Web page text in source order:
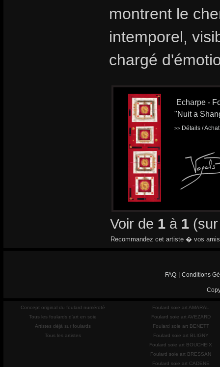
montrent le
intemporel,
chargé
Echarpe -
"Nuit a
>> Détails /
Voir de 1 à 1
Recommandez cet artiste � vos
FAQ Conditions
Concept original du foulard numéroté
Tous les foulards d'art en soie
Artistes déjà sur foulards
Tous les artistes
Foulard soie art AMARAL
Foulard soie art AVEZARD
Foulard soie art BENETT
Foulard soie art BLIGNY
Foulard soie art BOUCHEIX
Foulard soie art BRESSAN
Foulard soie art CADENE